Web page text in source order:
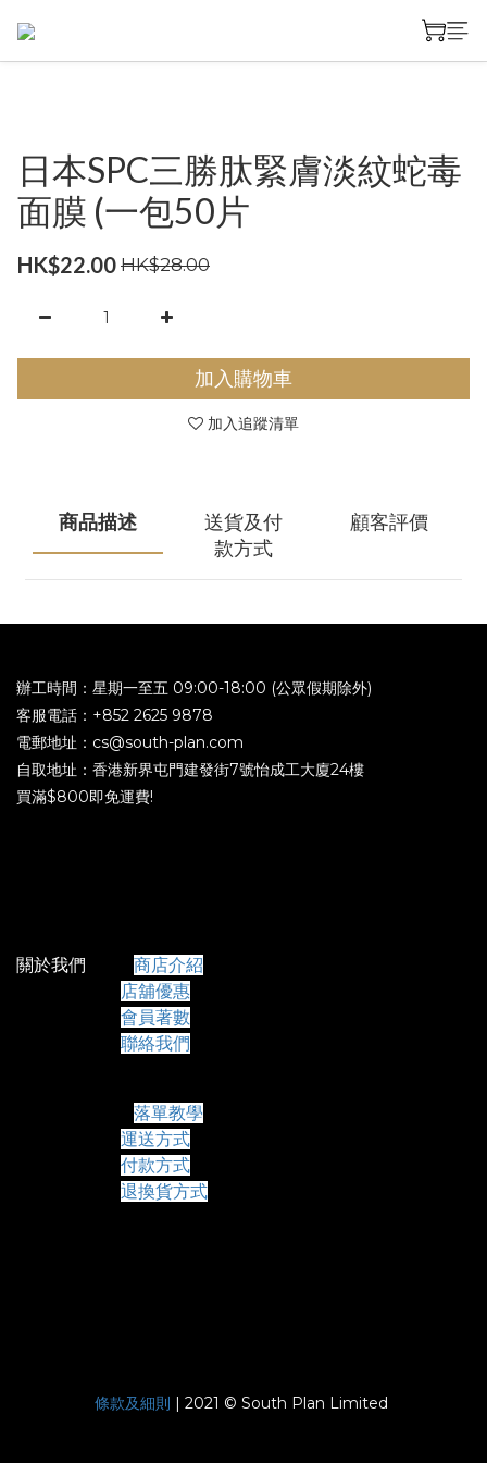
日本SPC三勝肽緊膚淡紋蛇毒
面膜 (一包50片
HK$22.00 HK$28.00
加入購物車
加入追蹤清單
商品描述
送貨及付
款方式
顧客評價
辦工時間：星期一至五 09:00-18:00 (公眾假期除外)
客服電話：+852 2625 9878
電郵地址：cs@south-plan.com
自取地址：香港新界屯門建發街7號怡成工大廈24樓
買滿$800即免運費!
關於我們 商店介紹
店舖優惠
會員著數
聯絡我們
落單教學
運送方式
付款方式
退換貨方式
條款及細則 | 2021 © South Plan Limited